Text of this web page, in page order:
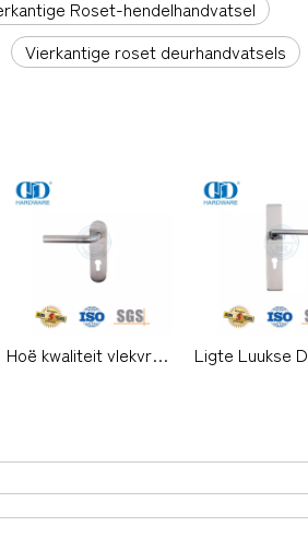
Roset-hendelhandvatsel
Vierkantige roset deurhandvatsels
Hoë kwaliteit vlekvrye staal binnenshuise hefboomhandvatsel met plaat vir metaaldeure-DDTP008